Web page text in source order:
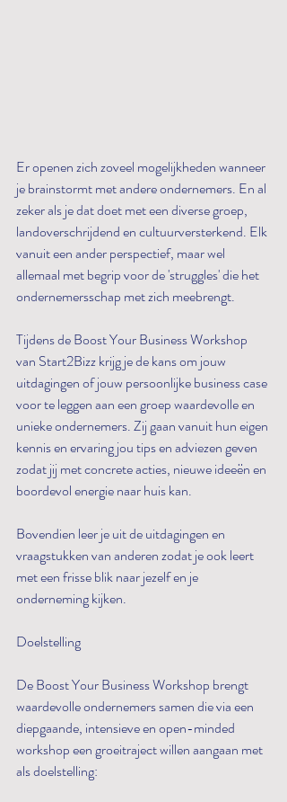
Er openen zich zoveel mogelijkheden wanneer
je brainstormt met andere ondernemers. En al
zeker als je dat doet met een diverse groep,
landoverschrijdend en cultuurversterkend. Elk
vanuit een ander perspectief, maar wel
allemaal met begrip voor de 'struggles' die het
ondernemersschap met zich meebrengt.
Tijdens de Boost Your Business Workshop
van Start2Bizz krijg je de kans om jouw
uitdagingen of jouw persoonlijke business case
voor te leggen aan een groep waardevolle en
unieke ondernemers. Zij gaan vanuit hun eigen
kennis en ervaring jou tips en adviezen geven
zodat jij met concrete acties, nieuwe ideeën en
boordevol energie naar huis kan.
Bovendien leer je uit de uitdagingen en
vraagstukken van anderen zodat je ook leert
met een frisse blik naar jezelf en je
onderneming kijken.
Doelstelling
De Boost Your Business Workshop brengt
waardevolle ondernemers samen die via een
diepgaande, intensieve en open-minded
workshop een groeitraject willen aangaan met
als doelstelling: